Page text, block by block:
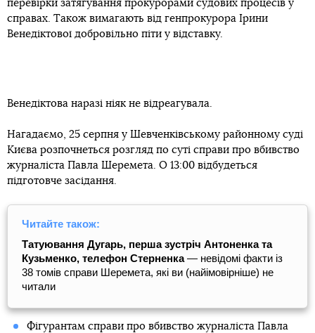
перевірки затягування прокурорами судових процесів у
справах. Також вимагають від генпрокурора Ірини
Венедіктової добровільно піти у відставку.
Венедіктова наразі ніяк не відреагувала.
Нагадаємо, 25 серпня у Шевченківському районному суді
Києва розпочнеться розгляд по суті справи про вбивство
журналіста Павла Шеремета. О 13:00 відбудеться
підготовче засідання.
Читайте також:
Татуювання Дугарь, перша зустріч Антоненка та
Кузьменко, телефон Стерненка— невідомі факти із
38 томів справи Шеремета, які ви (найімовірніше) не
читали
Фігурантам справи про вбивство журналіста Павла